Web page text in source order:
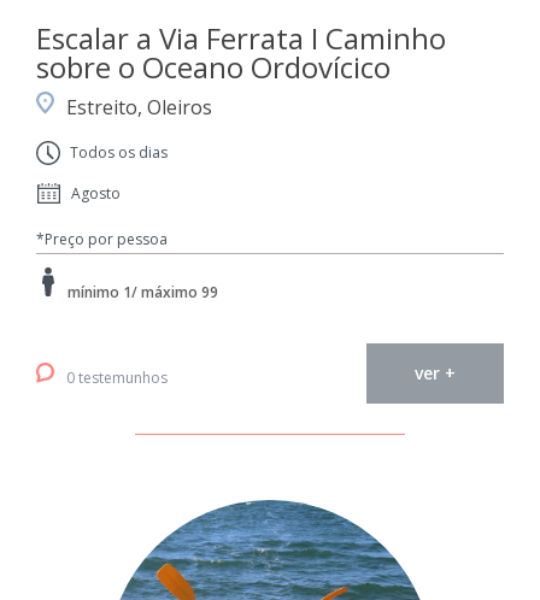
Escalar a Via Ferrata I Caminho
sobre o Oceano Ordovícico
Estreito, Oleiros
Todos os dias
Agosto
*Preço por pessoa
mínimo 1/ máximo 99
0 testemunhos ver +